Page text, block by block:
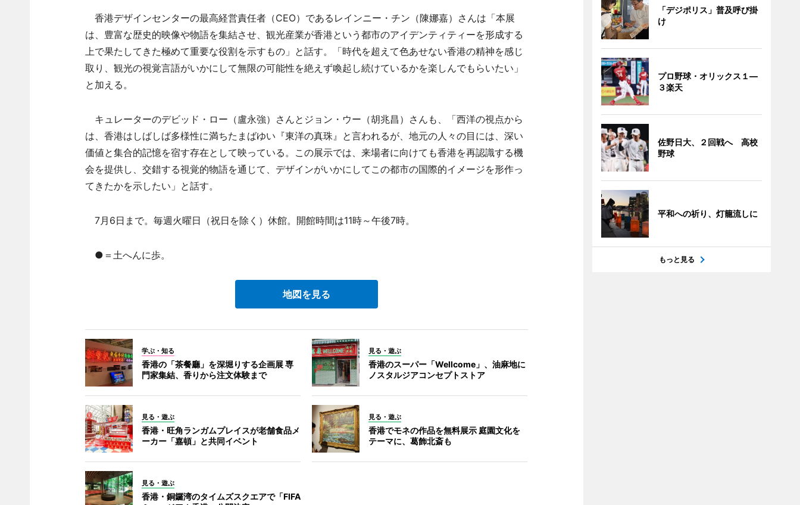
香港デザインセンターの最高経営責任者（CEO）であるレインニー・チン（陳娜嘉）さんは「本展
は、豊富な歴史的映像や物語を集結させ、観光産業が香港という都市のアイデンティティーを形成する
上で果たしてきた極めて重要な役割を示すもの」と話す。「時代を超えて色あせない香港の精神を感じ
取り、観光の視覚言語がいかにして無限の可能性を絶えず喚起し続けているかを楽しんでもらいたい」
と加える。
キュレーターのデビッド・ロー（盧永強）さんとジョン・ウー（胡兆昌）さんも、「西洋の視点から
は、香港はしばしば多様性に満ちたまばゆい『東洋の真珠』と言われるが、地元の人々の目には、深い
価値と集合的記憶を宿す存在として映っている。この展示では、来場者に向けても香港を再認識する機
会を提供し、交錯する視覚的物語を通じて、デザインがいかにしてこの都市の国際的イメージを形作っ
てきたかを示したい」と話す。
7月6日まで。毎週火曜日（祝日を除く）休館。開館時間は11時～午後7時。
●＝土へんに歩。
地図を見る
学ぶ・知る
香港の「茶餐廳」を深堀りする企画展 専
門家集結、香りから注文体験まで
見る・遊ぶ
香港のスーパー「Wellcome」、油麻地に
ノスタルジアコンセプトストア
見る・遊ぶ
香港・旺角ランガムプレイスが老舗食品メ
ーカー「嘉頓」と共同イベント
見る・遊ぶ
香港でモネの作品を無料展示 庭園文化を
テーマに、葛飾北斎も
見る・遊ぶ
香港・銅鑼湾のタイムズスクエアで「FIFA
「デジポリス」普及呼び掛
け
プロ野球・オリックス１―
３楽天
佐野日大、２回戦へ 高校
野球
平和への祈り、灯籠流しに
もっと見る